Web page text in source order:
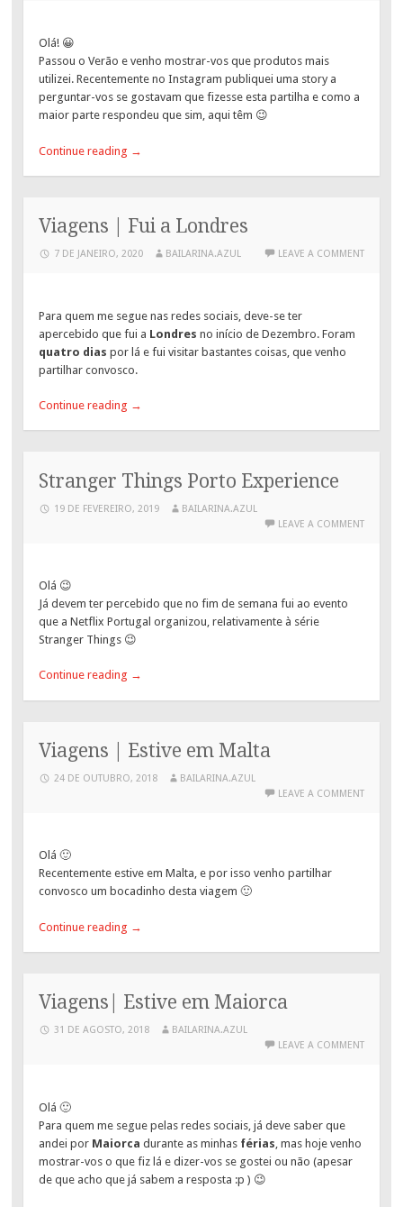
Olá! 😀
Passou o Verão e venho mostrar-vos que produtos mais
utilizei. Recentemente no Instagram publiquei uma story a
perguntar-vos se gostavam que fizesse esta partilha e como a
maior parte respondeu que sim, aqui têm 😉
Continue reading →
Viagens | Fui a Londres
7 DE JANEIRO, 2020 BAILARINA.AZUL LEAVE A COMMENT
Para quem me segue nas redes sociais, deve-se ter
apercebido que fui a Londresno início de Dezembro. Foram
quatro dias por lá e fui visitar bastantes coisas, que venho
partilhar convosco.
Continue reading →
Stranger Things Porto Experience
19 DE FEVEREIRO, 2019
BAILARINA.AZUL
LEAVE A COMMENT
Olá 😉
Já devem ter percebido que no fim de semana fui ao evento
que a Netflix Portugal organizou, relativamente à série
Stranger Things 😉
Continue reading →
Viagens | Estive em Malta
24 DE OUTUBRO, 2018
BAILARINA.AZUL
LEAVE A COMMENT
Olá 🙂
Recentemente estive em Malta, e por isso venho partilhar
convosco um bocadinho desta viagem 🙂
Continue reading →
Viagens| Estive em Maiorca
31 DE AGOSTO, 2018
BAILARINA.AZUL
LEAVE A COMMENT
Olá 🙂
Para quem me segue pelas redes sociais, já deve saber que
andei por Maiorca durante as minhas férias , mas hoje venho
mostrar-vos o que fiz lá e dizer-vos se gostei ou não (apesar
de que acho que já sabem a resposta :p ) 😉